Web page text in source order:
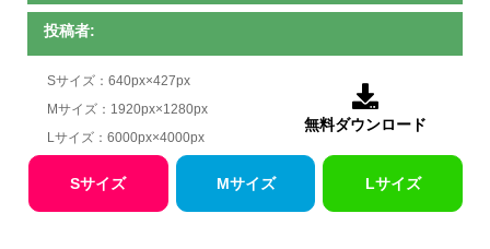
投稿者:
Sサイズ：640px×427px
Mサイズ：1920px×1280px
Lサイズ：6000px×4000px

無料ダウンロード
Sサイズ Mサイズ Lサイズ